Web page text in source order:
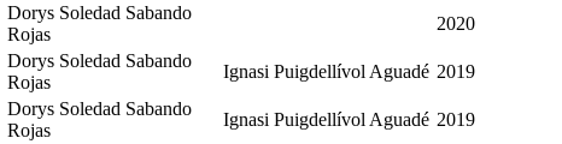
Dorys Soledad Sabando
Rojas
2020
Dorys Soledad Sabando
Rojas
Ignasi Puigdellívol Aguadé 2019
Dorys Soledad Sabando
Rojas
Ignasi Puigdellívol Aguadé 2019